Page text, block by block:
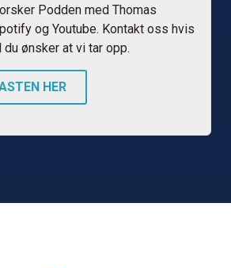
Podden med Thomas
og Youtube. Kontakt oss hvis
ønsker at vi tar opp.
HER